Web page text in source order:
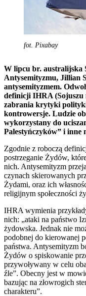
fot. Pixabay
W lipcu br. australijska
Antysemityzmu, Jillian
antysemityzmem.
definicji IHRA (Sojuszu
zabrania krytyki polityki
kontrowersje. Ludzie
wykorzystany do
Palestyńczyków” i inne
Zgodnie z roboczą
postrzeganie Żydów,
nich. Antysemityzm
czynach skierowanych
Żydami, oraz ich
religijnym społeczności
IHRA wymienia
nich: „ataki na państwo
żydowska. Jednak nie
podobnej do kierowanej
państwa. Antysemityzm
Żydów o spiskowanie
przywoływany w celu
źle”. Obecny jest w
bazując na złowrogich
charakteru”.